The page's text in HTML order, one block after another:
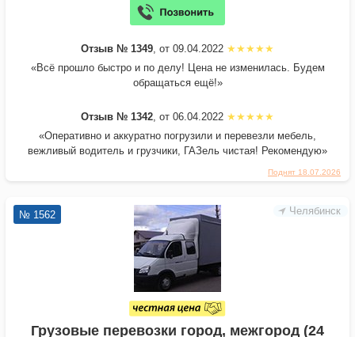
Поднят 18.07.2026
Отзыв № 1349, от 09.04.2022
«Всё прошло быстро и по делу! Цена не изменилась. Будем
обращаться ещё!»
Отзыв № 1342, от 06.04.2022
«Оперативно и аккуратно погрузили и перевезли мебель,
вежливый водитель и грузчики, ГАЗель чистая! Рекомендую»
Челябинск
№ 1562
Грузовые перевозки город, межгород (24